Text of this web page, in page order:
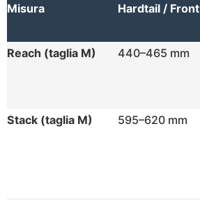
Misura Hardtail / Front
Reach (taglia M) 440–465 mm
Stack (taglia M) 595–620 mm